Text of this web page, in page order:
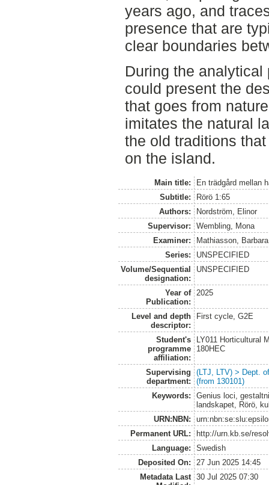
years ago, and
presence that are
clear boundaries
During the
could present the
that goes from
imitates the natural
the old traditions
on the island.
Main title:
En trädgård mellan
Subtitle:
Rörö 1:65
Authors:
Nordström, Elinor
Supervisor:
Wembling, Mona
Examiner:
Mathiasson, Barbara
Series:
UNSPECIFIED
Volume/Sequential
designation:
UNSPECIFIED
Year of
Publication:
2025
Level and depth
descriptor:
First cycle, G2E
Student's
programme
affiliation:
LY011 Horticultural
180HEC
Supervising
department:
(LTJ, LTV) > Dept.
(from 130101)
Keywords:
Genius loci,
landskapet, Rörö,
URN:NBN:
Permanent URL:
http://urn.kb.se/
Language:
Swedish
Deposited On:
27 Jun 2025 14:45
Metadata Last
30 Jul 2025 07:30